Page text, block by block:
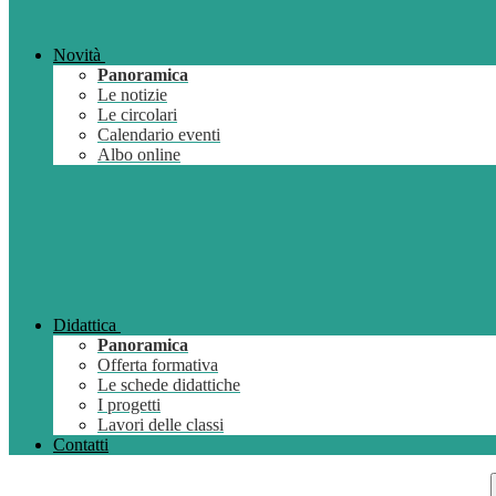
Novità
Panoramica
Le notizie
Le circolari
Calendario eventi
Albo online
Didattica
Panoramica
Offerta formativa
Le schede didattiche
I progetti
Lavori delle classi
Contatti